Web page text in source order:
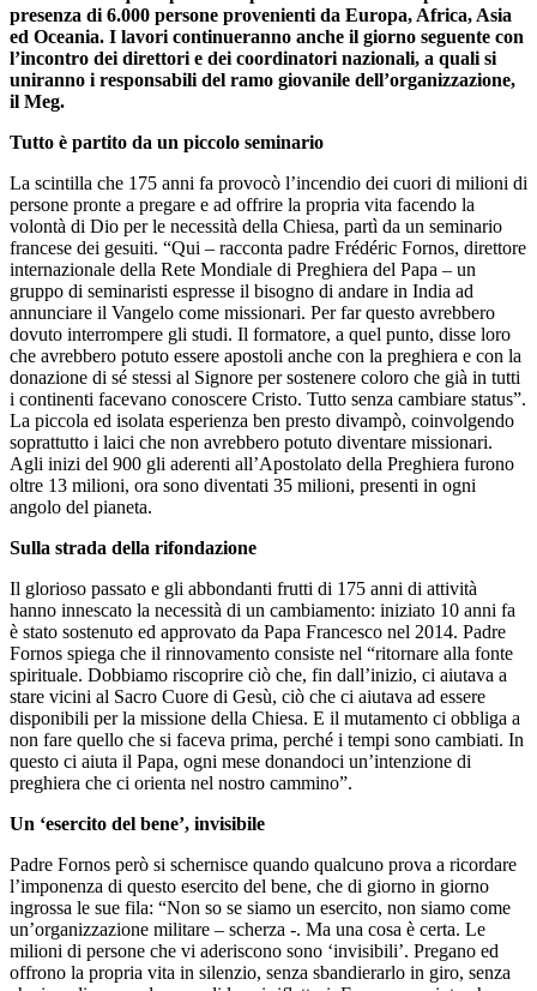
presenza di 6.000 persone provenienti da Europa, Africa, Asia
ed Oceania. I lavori continueranno anche il giorno seguente con
l’incontro dei direttori e dei coordinatori nazionali, a quali si
uniranno i responsabili del ramo giovanile dell’organizzazione,
il Meg.
Tutto è partito da un piccolo seminario
La scintilla che 175 anni fa provocò l’incendio dei cuori di milioni di
persone pronte a pregare e ad offrire la propria vita facendo la
volontà di Dio per le necessità della Chiesa, partì da un seminario
francese dei gesuiti. “Qui – racconta padre Frédéric Fornos, direttore
internazionale della Rete Mondiale di Preghiera del Papa – un
gruppo di seminaristi espresse il bisogno di andare in India ad
annunciare il Vangelo come missionari. Per far questo avrebbero
dovuto interrompere gli studi. Il formatore, a quel punto, disse loro
che avrebbero potuto essere apostoli anche con la preghiera e con la
donazione di sé stessi al Signore per sostenere coloro che già in tutti
i continenti facevano conoscere Cristo. Tutto senza cambiare status”.
La piccola ed isolata esperienza ben presto divampò, coinvolgendo
soprattutto i laici che non avrebbero potuto diventare missionari.
Agli inizi del 900 gli aderenti all’Apostolato della Preghiera furono
oltre 13 milioni, ora sono diventati 35 milioni, presenti in ogni
angolo del pianeta.
Sulla strada della rifondazione
Il glorioso passato e gli abbondanti frutti di 175 anni di attività
hanno innescato la necessità di un cambiamento: iniziato 10 anni fa
è stato sostenuto ed approvato da Papa Francesco nel 2014. Padre
Fornos spiega che il rinnovamento consiste nel “ritornare alla fonte
spirituale. Dobbiamo riscoprire ciò che, fin dall’inizio, ci aiutava a
stare vicini al Sacro Cuore di Gesù, ciò che ci aiutava ad essere
disponibili per la missione della Chiesa. E il mutamento ci obbliga a
non fare quello che si faceva prima, perché i tempi sono cambiati. In
questo ci aiuta il Papa, ogni mese donandoci un’intenzione di
preghiera che ci orienta nel nostro cammino”.
Un ‘esercito del bene’, invisibile
Padre Fornos però si schernisce quando qualcuno prova a ricordare
l’imponenza di questo esercito del bene, che di giorno in giorno
ingrossa le sue fila: “Non so se siamo un esercito, non siamo come
un’organizzazione militare – scherza -. Ma una cosa è certa. Le
milioni di persone che vi aderiscono sono ‘invisibili’. Pregano ed
offrono la propria vita in silenzio, senza sbandierarlo in giro, senza